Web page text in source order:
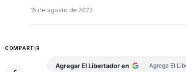
15 de agosto de 2022
COMPARTIR
Agregar El Libertador en Agrega El